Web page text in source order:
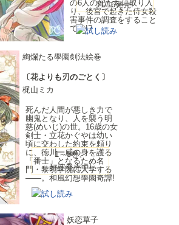
の6人の妃たちに取り入
り、後宮で起きた侍女殺
害事件の調査をすること
で…!?
11/16発売!
絢爛たる學園剣法絵巻
〔花よりも刃のごとく〕
梶山ミカ
死んだ人間が悪しき力で
幽鬼となり、人を襲う明
慈(めいじ)の世。16歳の女
剣士・立花かぐやは幼い
頃に交わした約束を頼り
に、徳川一威の身を護る
「番士」となるため名
門・黎明学院に入学する
――。和風幻想學園奇譚!
1～3巻、
好評発売中!
妖恋草子